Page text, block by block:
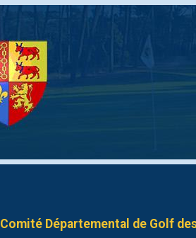
Comité Départemental de Golf